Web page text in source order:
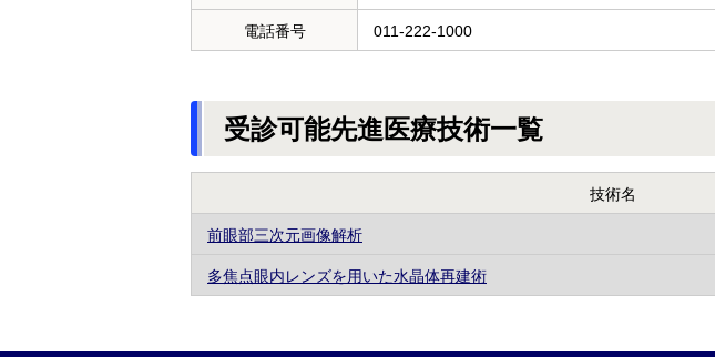
電話番号 011-222-1000
受診可能先進医療技術一覧
技術名
前眼部三次元画像解析
多焦点眼内レンズを用いた水晶体再建術